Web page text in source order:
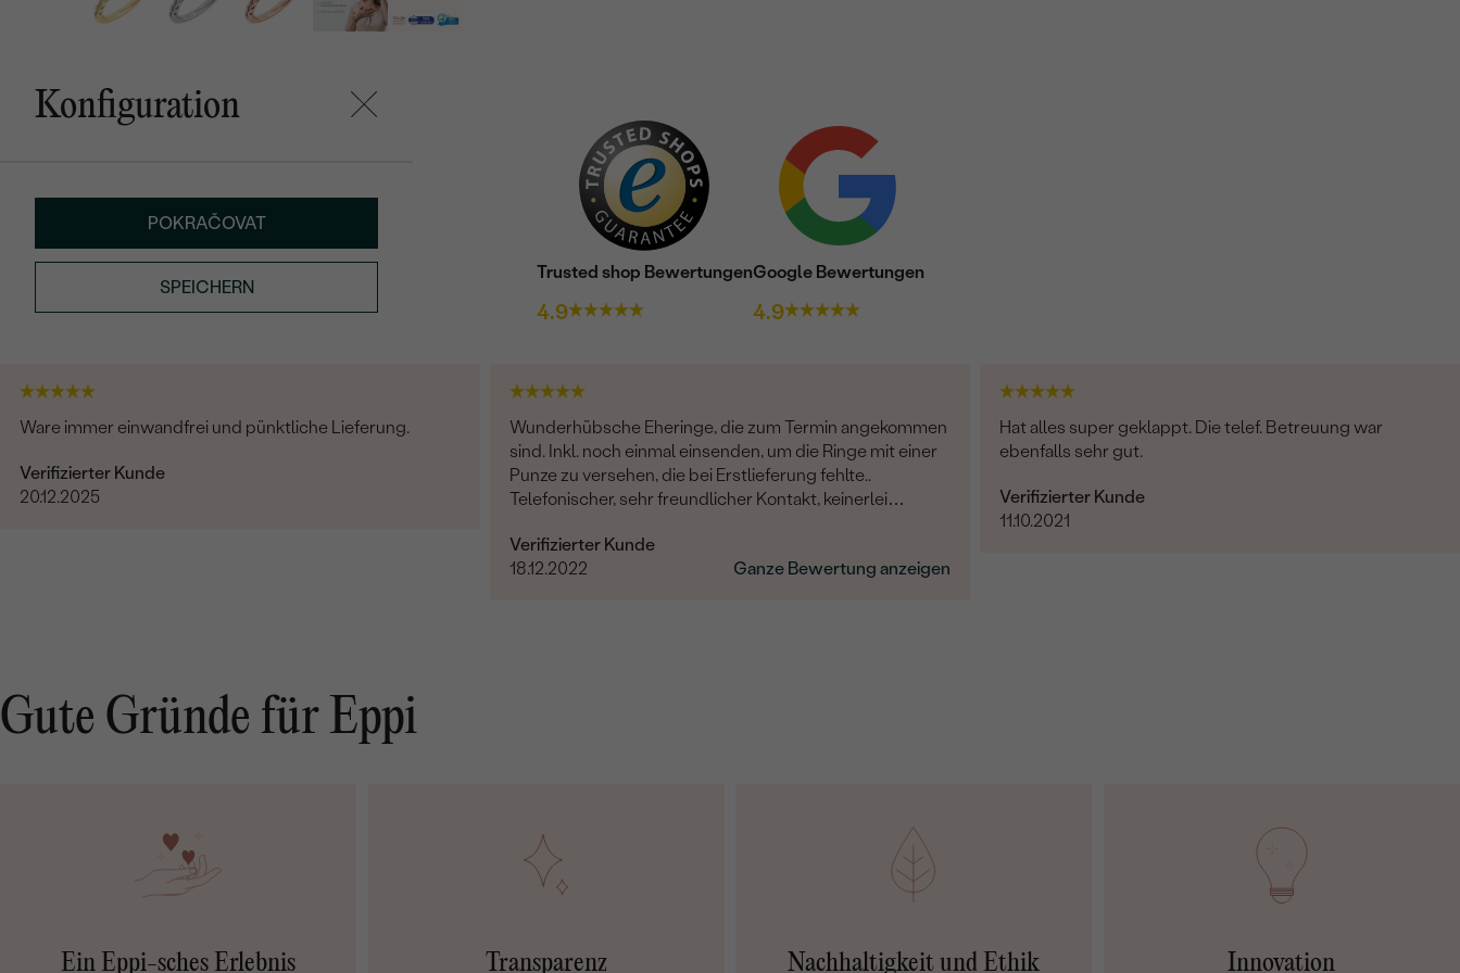
Konfiguration
POKRAČOVAT
SPEICHERN
Trusted shop Bewertungen
4.9
Google Bewertungen
4.9
Ware immer einwandfrei und pünktliche Lieferung.
Verifizierter Kunde
20.12.2025
Wunderhübsche Eheringe, die zum Termin angekommen
sind. Inkl. noch einmal einsenden, um die Ringe mit einer
Punze zu versehen, die bei Erstlieferung fehlte..
Telefonischer, sehr freundlicher Kontakt, keinerlei
Hochzeit rundum gelungen, das Brautpaar glücklich.
Vielen lieben Dank auch noch Mal an dieser Stelle.
Verifizierter Kunde
18.12.2022
Ganze Bewertung anzeigen
Hat alles super geklappt. Die telef. Betreuung war
ebenfalls sehr gut.
Verifizierter Kunde
11.10.2021
Gute Gründe für Eppi
Ein Eppi-sches Erlebnis Transparenz Nachhaltigkeit und Ethik Innovation